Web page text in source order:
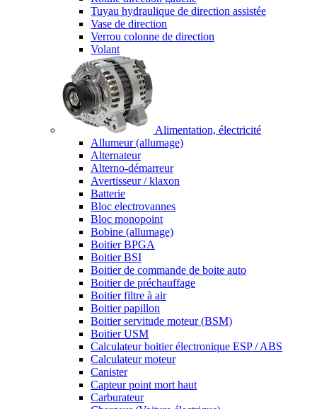
Tuyau hydraulique de direction assistée
Vase de direction
Verrou colonne de direction
Volant
Alimentation, électricité
Allumeur (allumage)
Alternateur
Alterno-démarreur
Avertisseur / klaxon
Batterie
Bloc electrovannes
Bloc monopoint
Bobine (allumage)
Boitier BPGA
Boitier BSI
Boitier de commande de boite auto
Boitier de préchauffage
Boitier filtre à air
Boitier papillon
Boitier servitude moteur (BSM)
Boitier USM
Calculateur boitier électronique ESP / ABS
Calculateur moteur
Canister
Capteur point mort haut
Carburateur